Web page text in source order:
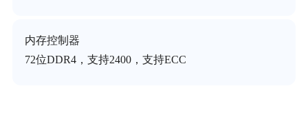
内存控制器
72位DDR4，支持2400，支持ECC